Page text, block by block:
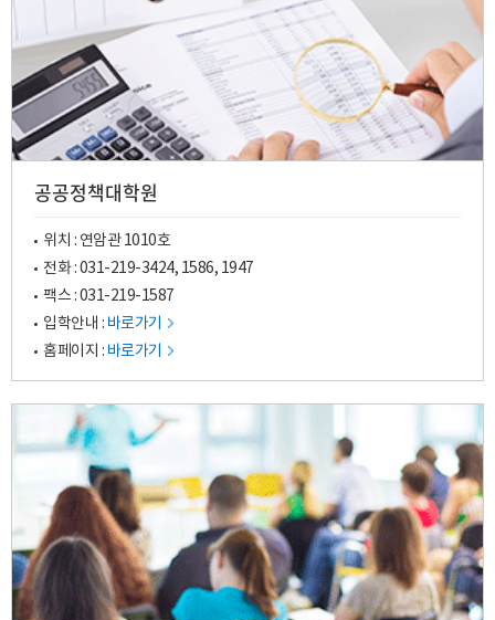
공공정책대학원
위치 : 연암관 1010호
전화 :031-219-3424, 1586, 1947
팩스 : 031-219-1587
입학안내 : 바로가기
홈페이지 : 바로가기